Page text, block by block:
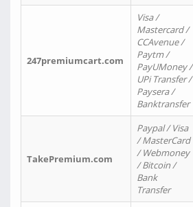
247premiumcart.com
Visa /
Mastercard /
CCAvenue /
Paytm /
PayUMoney /
UPi Transfer /
Paysera /
Banktransfer
TakePremium.com
Paypal / Visa
/ MasterCard
/ Webmoney
/ Bitcoin /
Bank
Transfer